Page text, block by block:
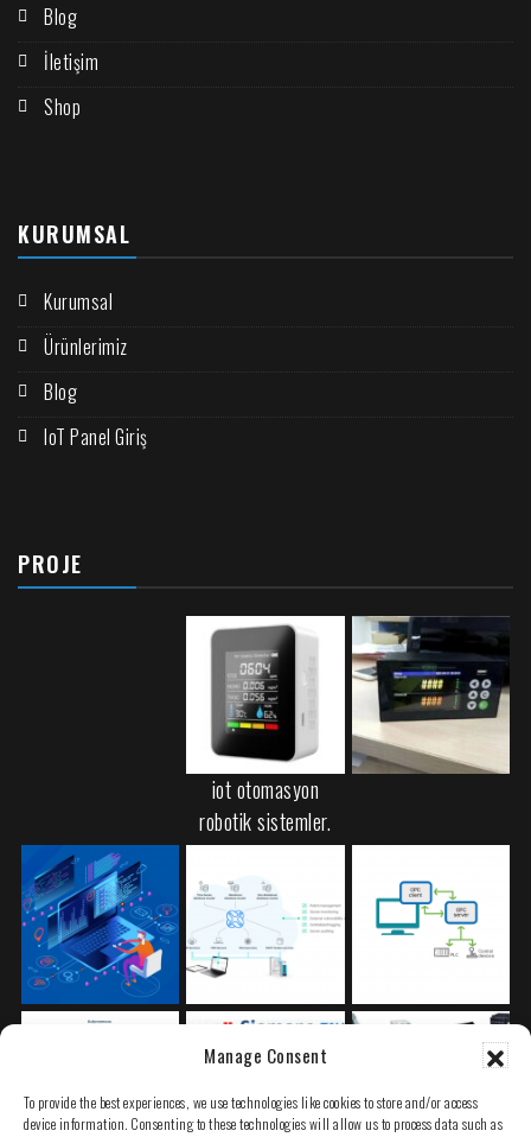
Manage Consent
To provide the best experiences, we use technologies like cookies to store and/or access
device information. Consenting to these technologies will allow us to process data such as
Blog
İletişim
Shop
KURUMSAL
Kurumsal
Ürünlerimiz
Blog
IoT Panel Giriş
PROJE
iot otomasyon
robotik sistemler.